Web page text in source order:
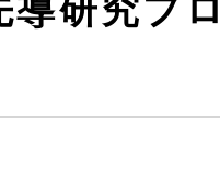
研究プ